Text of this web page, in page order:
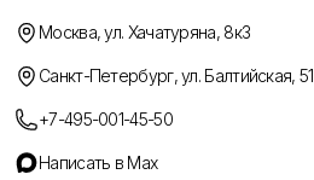
Москва, ул. Хачатуряна, 8к3
Санкт-Петербург, ул. Балтийская, 51
+7-495-001-45-50
Написать в Max